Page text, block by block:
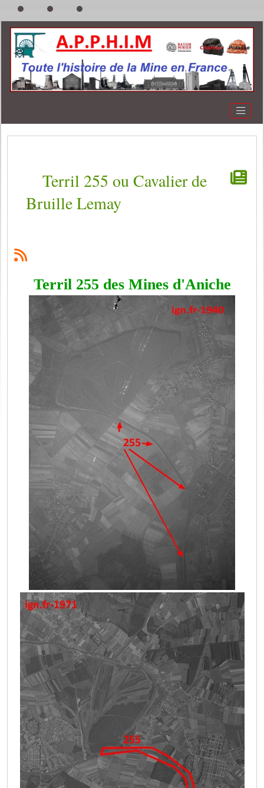
Terril 255 ou Cavalier de
Bruille Lemay
Terril 255 des Mines d'Aniche